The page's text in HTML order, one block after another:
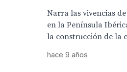
Narra las vivencias
en la Península
la construcción de la
hace 9 años